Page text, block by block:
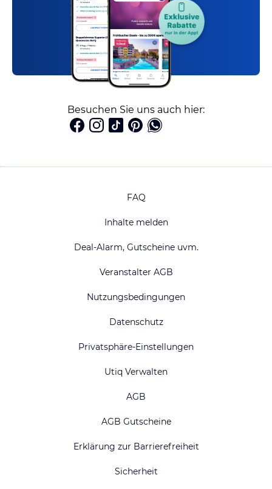
Besuchen Sie uns auch hier:
FAQ
Inhalte melden
Deal-Alarm, Gutscheine uvm.
Veranstalter AGB
Nutzungsbedingungen
Datenschutz
Privatsphäre-Einstellungen
Utiq Verwalten
AGB
AGB Gutscheine
Erklärung zur Barrierefreiheit
Sicherheit